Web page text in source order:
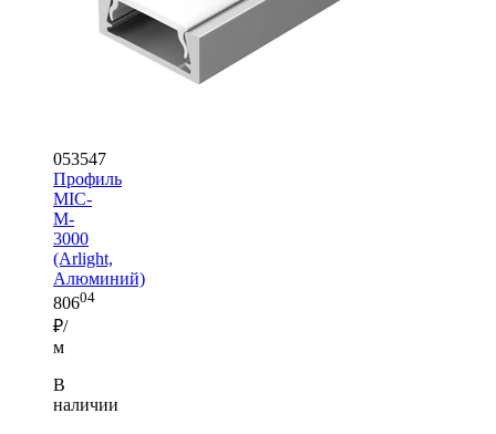
053547
Профиль
MIC-
M-
3000
(Arlight,
Алюминий)
80604
₽/
м
В
наличии